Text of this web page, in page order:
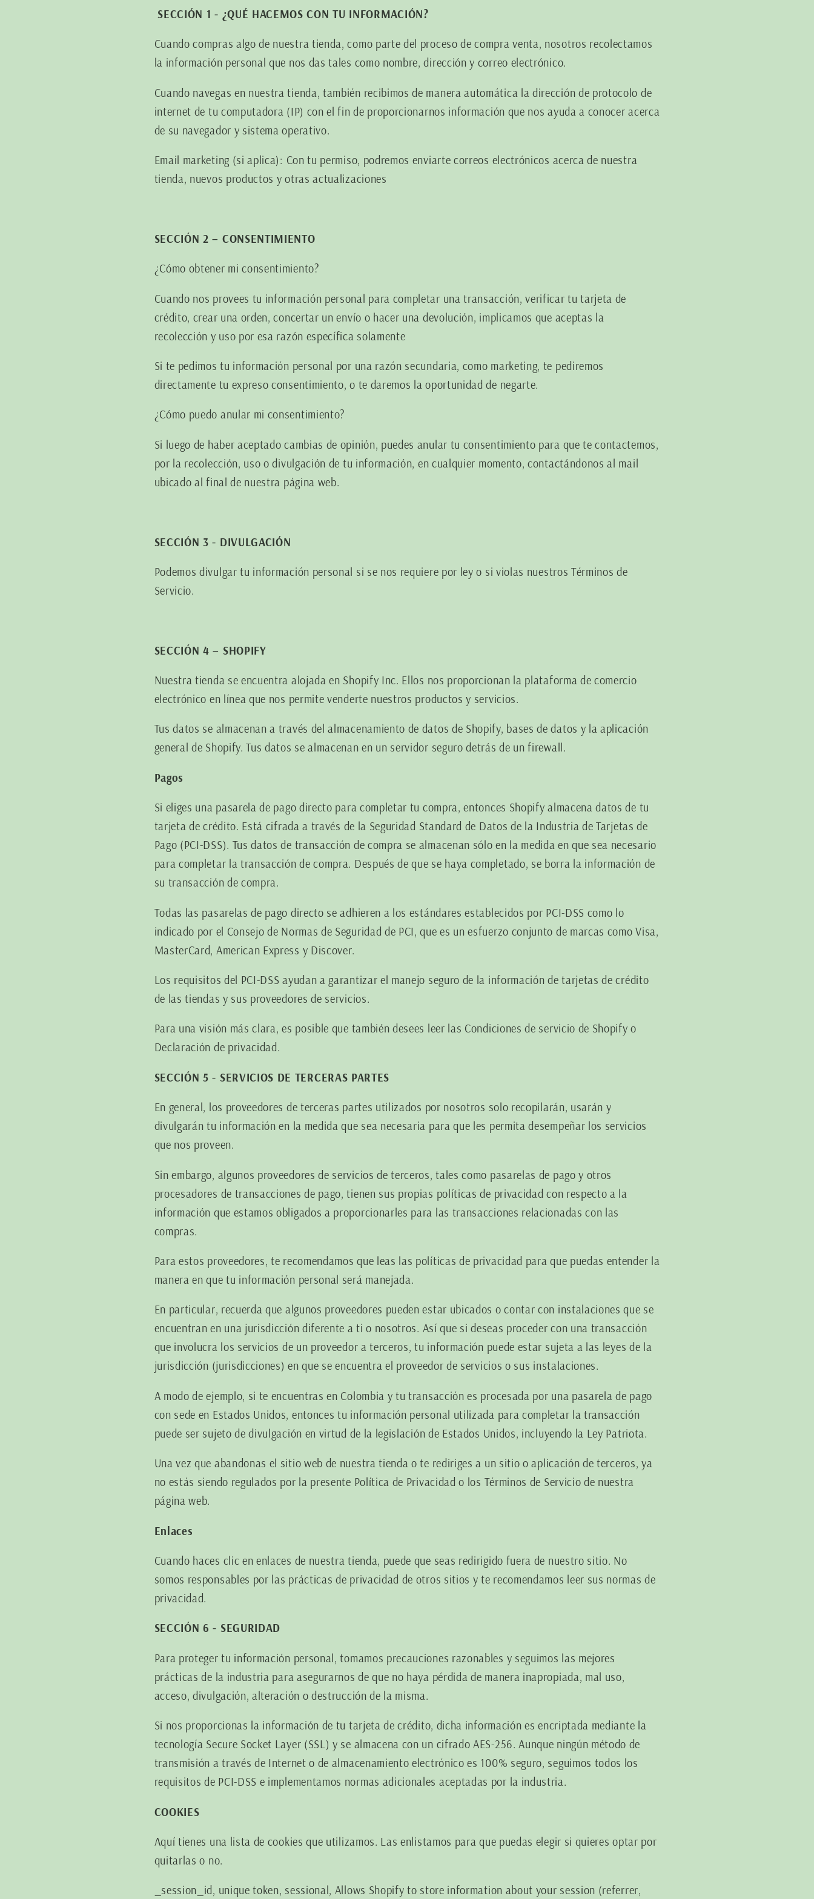
SECCIÓN 1 - ¿QUÉ HACEMOS CON TU INFORMACIÓN?
Cuando compras algo de nuestra tienda, como parte del proceso de compra venta, nosotros recolectamos
la información personal que nos das tales como nombre, dirección y correo electrónico.
Cuando navegas en nuestra tienda, también recibimos de manera automática la dirección de protocolo de
internet de tu computadora (IP) con el fin de proporcionarnos información que nos ayuda a conocer acerca
de su navegador y sistema operativo.
Email marketing (si aplica): Con tu permiso, podremos enviarte correos electrónicos acerca de nuestra
tienda, nuevos productos y otras actualizaciones
SECCIÓN 2 – CONSENTIMIENTO
¿Cómo obtener mi consentimiento?
Cuando nos provees tu información personal para completar una transacción, verificar tu tarjeta de
crédito, crear una orden, concertar un envío o hacer una devolución, implicamos que aceptas la
recolección y uso por esa razón específica solamente
Si te pedimos tu información personal por una razón secundaria, como marketing, te pediremos
directamente tu expreso consentimiento, o te daremos la oportunidad de negarte.
¿Cómo puedo anular mi consentimiento?
Si luego de haber aceptado cambias de opinión, puedes anular tu consentimiento para que te contactemos,
por la recolección, uso o divulgación de tu información, en cualquier momento, contactándonos al mail
ubicado al final de nuestra página web.
SECCIÓN 3 - DIVULGACIÓN
Podemos divulgar tu información personal si se nos requiere por ley o si violas nuestros Términos de
Servicio.
SECCIÓN 4 – SHOPIFY
Nuestra tienda se encuentra alojada en Shopify Inc. Ellos nos proporcionan la plataforma de comercio
electrónico en línea que nos permite venderte nuestros productos y servicios.
Tus datos se almacenan a través del almacenamiento de datos de Shopify, bases de datos y la aplicación
general de Shopify. Tus datos se almacenan en un servidor seguro detrás de un firewall.
Pagos
Si eliges una pasarela de pago directo para completar tu compra, entonces Shopify almacena datos de tu
tarjeta de crédito. Está cifrada a través de la Seguridad Standard de Datos de la Industria de Tarjetas de
Pago (PCI-DSS). Tus datos de transacción de compra se almacenan sólo en la medida en que sea necesario
para completar la transacción de compra. Después de que se haya completado, se borra la información de
su transacción de compra.
Todas las pasarelas de pago directo se adhieren a los estándares establecidos por PCI-DSS como lo
indicado por el Consejo de Normas de Seguridad de PCI, que es un esfuerzo conjunto de marcas como Visa,
MasterCard, American Express y Discover.
Los requisitos del PCI-DSS ayudan a garantizar el manejo seguro de la información de tarjetas de crédito
de las tiendas y sus proveedores de servicios.
Para una visión más clara, es posible que también desees leer las Condiciones de servicio de Shopify o
Declaración de privacidad.
SECCIÓN 5 - SERVICIOS DE TERCERAS PARTES
En general, los proveedores de terceras partes utilizados por nosotros solo recopilarán, usarán y
divulgarán tu información en la medida que sea necesaria para que les permita desempeñar los servicios
que nos proveen.
Sin embargo, algunos proveedores de servicios de terceros, tales como pasarelas de pago y otros
procesadores de transacciones de pago, tienen sus propias políticas de privacidad con respecto a la
información que estamos obligados a proporcionarles para las transacciones relacionadas con las
compras.
Para estos proveedores, te recomendamos que leas las políticas de privacidad para que puedas entender la
manera en que tu información personal será manejada.
En particular, recuerda que algunos proveedores pueden estar ubicados o contar con instalaciones que se
encuentran en una jurisdicción diferente a ti o nosotros. Así que si deseas proceder con una transacción
que involucra los servicios de un proveedor a terceros, tu información puede estar sujeta a las leyes de la
jurisdicción (jurisdicciones) en que se encuentra el proveedor de servicios o sus instalaciones.
A modo de ejemplo, si te encuentras en Colombia y tu transacción es procesada por una pasarela de pago
con sede en Estados Unidos, entonces tu información personal utilizada para completar la transacción
puede ser sujeto de divulgación en virtud de la legislación de Estados Unidos, incluyendo la Ley Patriota.
Una vez que abandonas el sitio web de nuestra tienda o te rediriges a un sitio o aplicación de terceros, ya
no estás siendo regulados por la presente Política de Privacidad o los Términos de Servicio de nuestra
página web.
Enlaces
Cuando haces clic en enlaces de nuestra tienda, puede que seas redirigido fuera de nuestro sitio. No
somos responsables por las prácticas de privacidad de otros sitios y te recomendamos leer sus normas de
privacidad.
SECCIÓN 6 - SEGURIDAD
Para proteger tu información personal, tomamos precauciones razonables y seguimos las mejores
prácticas de la industria para asegurarnos de que no haya pérdida de manera inapropiada, mal uso,
acceso, divulgación, alteración o destrucción de la misma.
Si nos proporcionas la información de tu tarjeta de crédito, dicha información es encriptada mediante la
tecnología Secure Socket Layer (SSL) y se almacena con un cifrado AES-256. Aunque ningún método de
transmisión a través de Internet o de almacenamiento electrónico es 100% seguro, seguimos todos los
requisitos de PCI-DSS e implementamos normas adicionales aceptadas por la industria.
COOKIES
Aquí tienes una lista de cookies que utilizamos. Las enlistamos para que puedas elegir si quieres optar por
quitarlas o no.
_session_id, unique token, sessional, Allows Shopify to store information about your session (referrer,